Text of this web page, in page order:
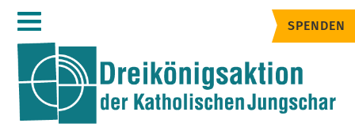
Zum
Inhalt
SPENDEN